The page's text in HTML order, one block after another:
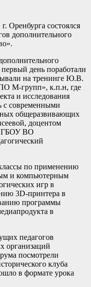
дополнительного
день поработали
на тренинге Ю.В.
М-групп», к.п.н, где
и исследования
с современными
общеразвивающих
доцентом
ВО
по применению
и компьютерным
игр в
3D-принтера в
программы
в
педагогов
организаций
посмотрели
клуба
в формате урока